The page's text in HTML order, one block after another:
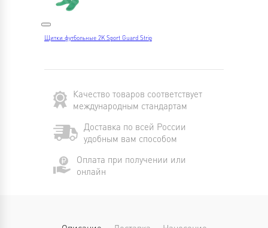
Щитки футбольные 2K Sport Guard Strip
Качество товаров соответствует
международным стандартам
Доставка по всей России
удобным вам способом
Оплата при получении или
онлайн